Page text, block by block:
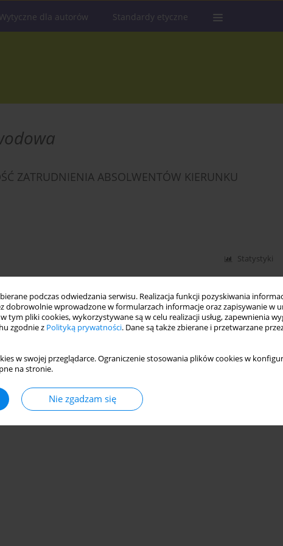
podczas odwiedzania serwisu. Realizacja funkcji pozyskiwania
dobrowolnie wprowadzone w formularzach informacje oraz zapisywanie w
tym pliki cookies, wykorzystywane są w celu realizacji usług, zapewnienia
zgodnie z Polityką prywatności. Dane są także zbierane i przetwarzane
w swojej przeglądarce. Ograniczenie stosowania plików cookies w
na stronie.
Nie zgadzam się
Wytyczne dla autorów Standardy etyczne
ZATRUDNIENIA ABSOLWENTÓW KIERUNKU
Statystyki